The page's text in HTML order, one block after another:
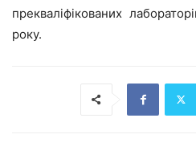
прекваліфікованих
року.